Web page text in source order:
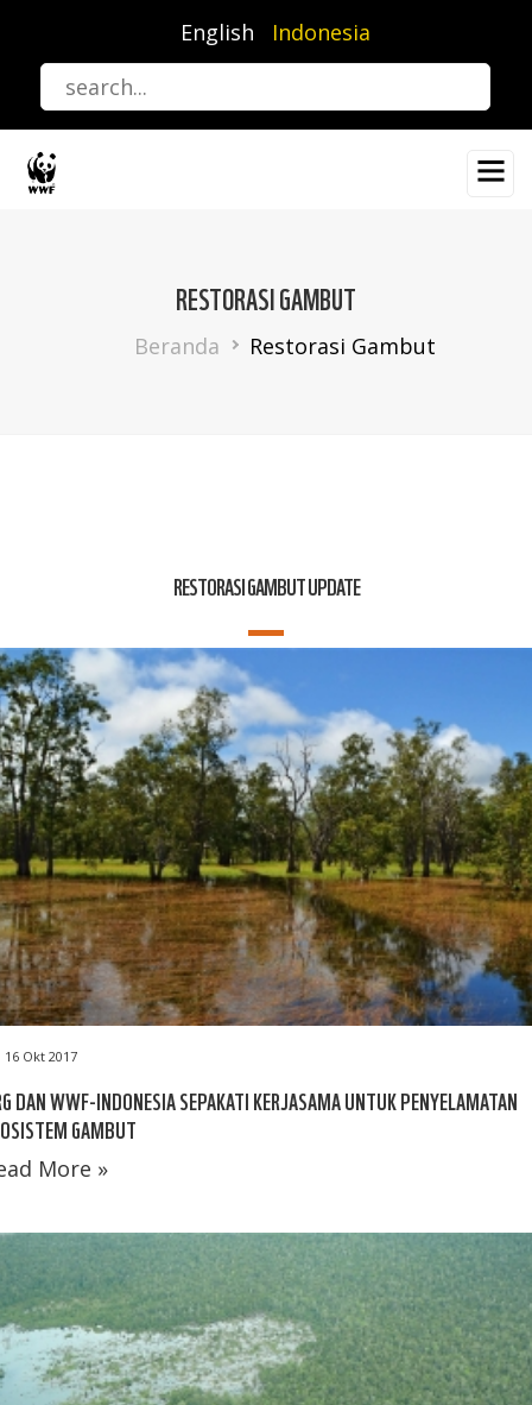
utama
English Indonesia
RESTORASI GAMBUT
Breadcrumb
Beranda Restorasi Gambut
RESTORASI GAMBUT UPDATE
16 Okt 2017
DAN WWF-INDONESIA SEPAKATI KERJASAMA UNTUK PENYELAMATAN
GAMBUT
More »